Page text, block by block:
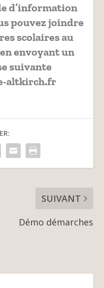
d’information
pouvez joindre
le service des affaires scolaires au
envoyant un
altkirch.fr
SUIVANT
Démo démarches